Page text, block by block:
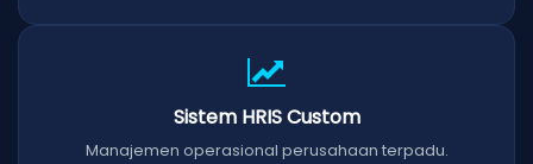
Sistem HRIS Custom
Manajemen operasional perusahaan terpadu.